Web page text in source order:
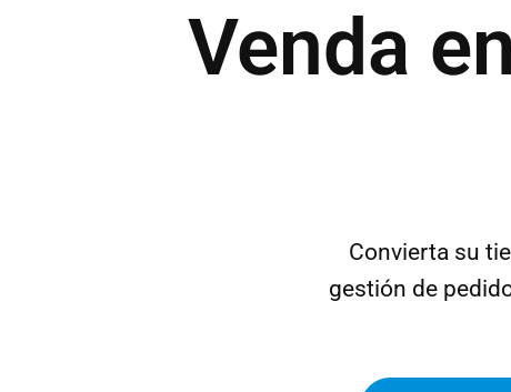
Venda
Convierta su
gestión de